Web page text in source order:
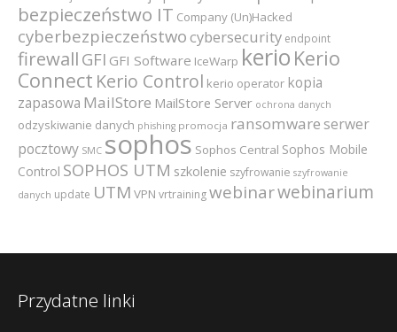
bezpieczeństwo IT Company (Un)Hacked
cyberbezpieczeństwocybersecurity endpoint
firewall GFI GFI Software IceWarp kerio Kerio
Connect Kerio Control kerio operator kopia
zapasowa MailStore MailStore Server ochrona danych
odzyskiwanie danych phishing promocja ransomware serwer
pocztowy SMC sophos Sophos Central Sophos Mobile
Control SOPHOS UTM szkolenie szyfrowanie szyfrowanie
danych update UTM VPN vrtrainingwebinarwebinarium
Przydatne linki